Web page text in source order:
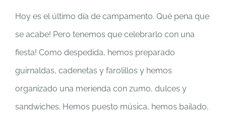
Hoy es el último día de campamento. Qué pena que
se acabe! Pero tenemos que celebrarlo con una
fiesta! Como despedida, hemos preparado
guirnaldas, cadenetas y farolillos y hemos
organizado una merienda con zumo, dulces y
sandwiches. Hemos puesto música, hemos bailado,